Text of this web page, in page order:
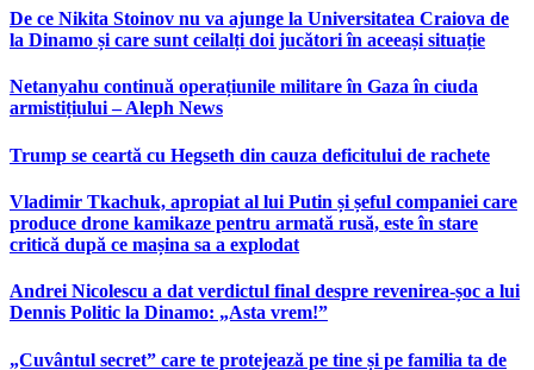
De ce Nikita Stoinov nu va ajunge la Universitatea Craiova de
la Dinamo și care sunt ceilalți doi jucători în aceeași situație
Netanyahu continuă operațiunile militare în Gaza în ciuda
armistițiului – Aleph News
Trump se ceartă cu Hegseth din cauza deficitului de rachete
Vladimir Tkachuk, apropiat al lui Putin și șeful companiei care
produce drone kamikaze pentru armată rusă, este în stare
critică după ce mașina sa a explodat
Andrei Nicolescu a dat verdictul final despre revenirea-șoc a lui
Dennis Politic la Dinamo: „Asta vrem!”
„Cuvântul secret” care te protejează pe tine și pe familia ta de